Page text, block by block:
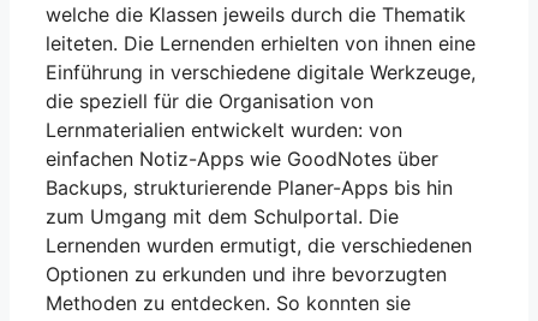
welche die Klassen jeweils durch die Thematik
leiteten. Die Lernenden erhielten von ihnen eine
Einführung in verschiedene digitale Werkzeuge,
die speziell für die Organisation von
Lernmaterialien entwickelt wurden: von
einfachen Notiz-Apps wie GoodNotes über
Backups, strukturierende Planer-Apps bis hin
zum Umgang mit dem Schulportal. Die
Lernenden wurden ermutigt, die verschiedenen
Optionen zu erkunden und ihre bevorzugten
Methoden zu entdecken. So konnten sie